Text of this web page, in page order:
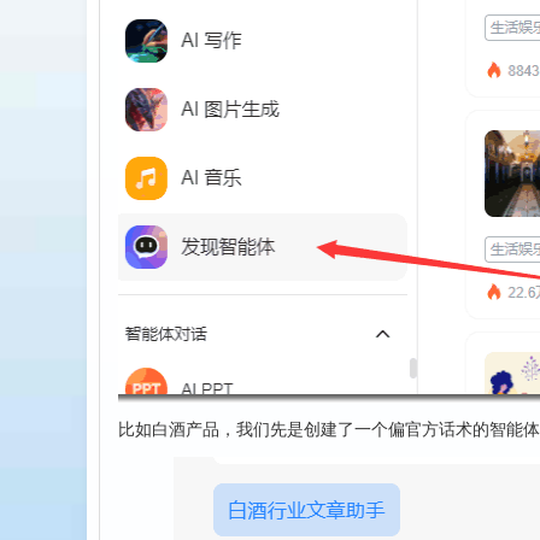
比如白酒产品，我们先是创建了一个偏官方话术的智能